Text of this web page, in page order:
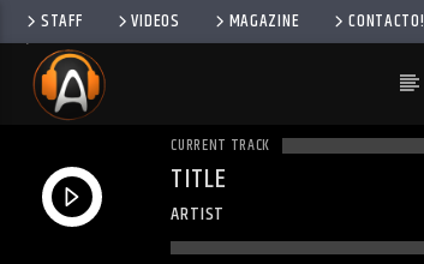
STAFF VIDEOS MAGAZINE CONTACTO!
CURRENT TRACK
TITLE
ARTIST